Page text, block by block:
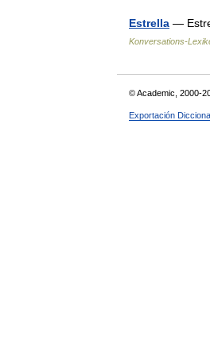
Estrella —
Konversations-
© Academic, 2000-
Exportación